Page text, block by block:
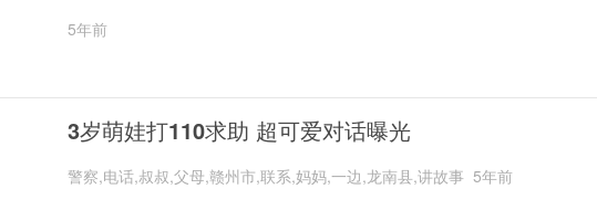
5年前
3岁萌娃打110求助 超可爱对话曝光
警察,电话,叔叔,父母,赣州市,联系,妈妈,一边,龙南县,讲故事 5年前